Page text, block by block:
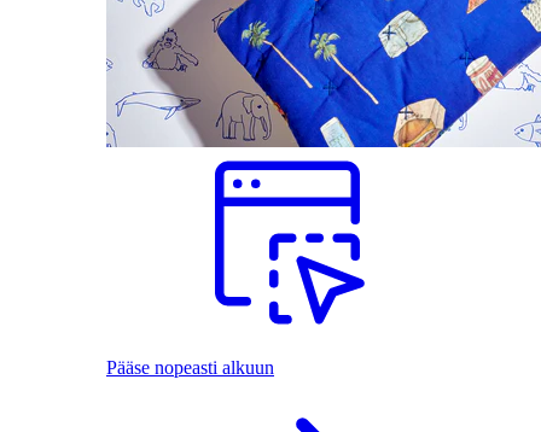
Pääse nopeasti alkuun